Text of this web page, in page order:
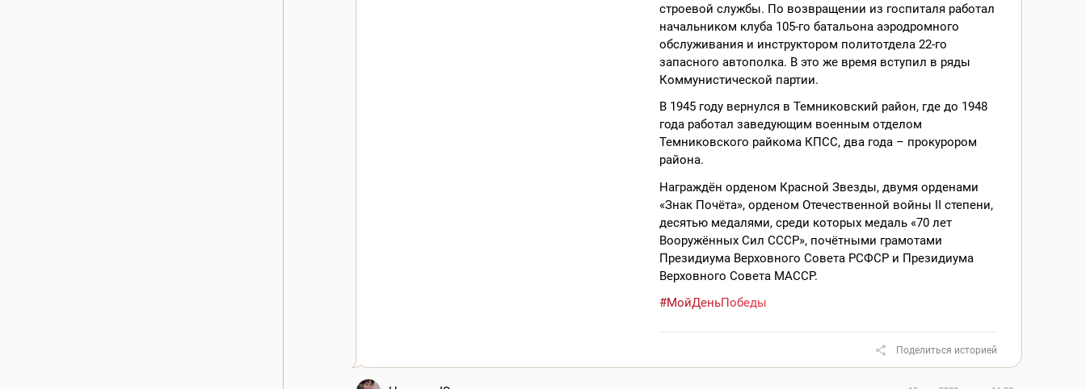
строевой службы. По возвращении из госпиталя работал
начальником клуба 105-го батальона аэродромного
обслуживания и инструктором политотдела 22-го
запасного автополка. В это же время вступил в ряды
Коммунистической партии.
В 1945 году вернулся в Темниковский район, где до 1948
года работал заведующим военным отделом
Темниковского райкома КПСС, два года – прокурором
района.
Награждён орденом Красной Звезды, двумя орденами
«Знак Почёта», орденом Отечественной войны II степени,
десятью медалями, среди которых медаль «70 лет
Вооружённых Сил СССР», почётными грамотами
Президиума Верховного Совета РСФСР и Президиума
Верховного Совета МАССР.
#МойДеньПобеды
Поделиться историей